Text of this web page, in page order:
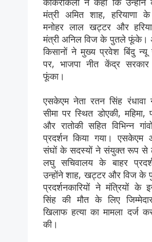
मंत्री अमित शाह, हरियाणा
मनोहर लाल खट्टर और
मंत्री अनिल विज के पुतले फूंके।
किसानों ने मुख्य प्रवेश बिंदु न्यू
पर, भाजपा नीत केंद्र
फूंका।
एसकेएम नेता रतन सिंह रंधावा
सीमा पर स्थित डोएकी, महिमा,
और रातोकी सहित विभिन्न
प्रदर्शन किया गया। एसकेएम
संघों के सदस्यों ने संयुक्त रूप से
लघु सचिवालय के बाहर
उन्होंने शाह, खट्टर और विज
प्रदर्शनकारियों ने मंत्रियों के
सिंह की मौत के लिए
खिलाफ हत्या का मामला दर्ज
की।